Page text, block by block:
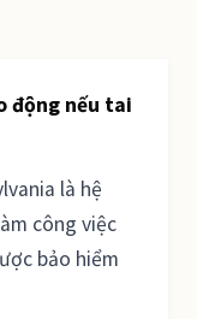
động nếu tai
là hệ
công việc
bảo hiểm